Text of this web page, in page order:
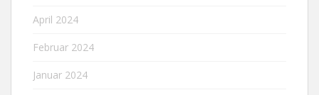
April 2024
Februar 2024
Januar 2024